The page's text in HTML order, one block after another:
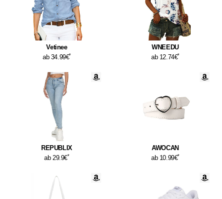
Vetinee
ab 34.99€*
WNEEDU
ab 12.74€*
REPUBLIX
ab 29.9€*
AWOCAN
ab 10.99€*